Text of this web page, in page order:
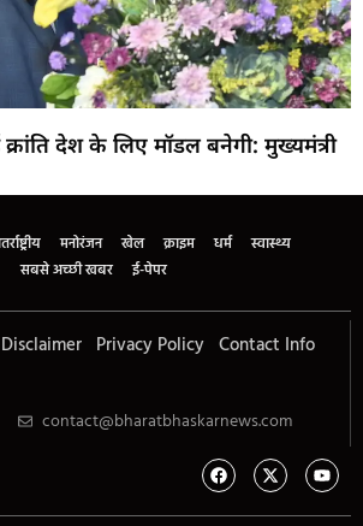
देश के लिए मॉडल बनेगी: मुख्यमंत्री
मनोरंजन खेल क्राइम धर्म
स्वास्थ्य
सबसे अच्छी खबर
ई-पेपर
Disclaimer Privacy Policy Contact Info
contact@bharatbhaskarnews.com